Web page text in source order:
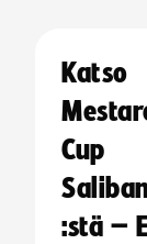
Katso
Cup
:stä –